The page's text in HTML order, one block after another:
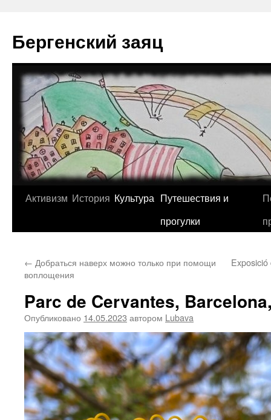
содержимому
Бергенский заяц
Активизм История Культура Путешествия и
прогулки
← Добраться наверх можно только при помощи
воплощения
Parc de Cervantes,
Опубликовано 14.05.2023 автором Lubava